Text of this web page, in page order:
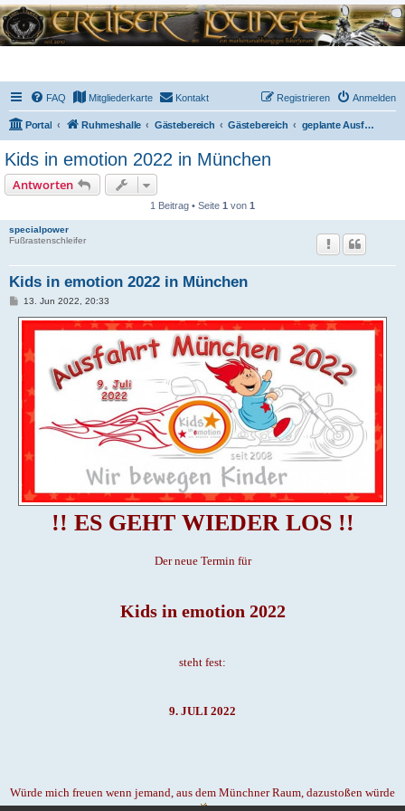
FAQ Mitgliederkarte Kontakt Anmelden
Registrieren
Portal Ruhmeshalle Gästebereich Gästebereich geplante Ausfahrten
Kids in emotion 2022 in München
Antworten
1 Beitrag • Seite 1 von 1
specialpower
Fußrastenschleifer
Kids in emotion 2022 in München
B
r
a
13. Jun 2022, 20:33
!! ES GEHT WIEDER LOS !!
Der neue Termin für
Kids in emotion 2022
steht fest:
9. JULI 2022
Würde mich freuen wenn jemand, aus dem Münchner Raum, dazustoßen würde